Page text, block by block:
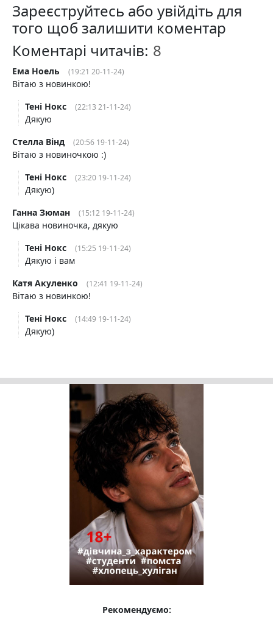
Зареєструйтесь або увійдіть для
того щоб залишити коментар
Коментарі читачів:
Ема Ноель (19:21 20-11-24)
Вітаю з новинкою!
Тені Нокс
(22:13 21-11-24)
Дякую
Стелла Вінд
(20:56 19-11-24)
Вітаю з новиночкою :)
Тені Нокс
(23:20 19-11-24)
Дякую)
Ганна Зюман
(15:12 19-11-24)
Цікава новиночка, дякую
Тені Нокс
(15:25 19-11-24)
Дякую і вам
Катя Акуленко
(12:41 19-11-24)
Вітаю з новинкою!
Тені Нокс
(14:49 19-11-24)
Дякую)
Рекомендуємо: